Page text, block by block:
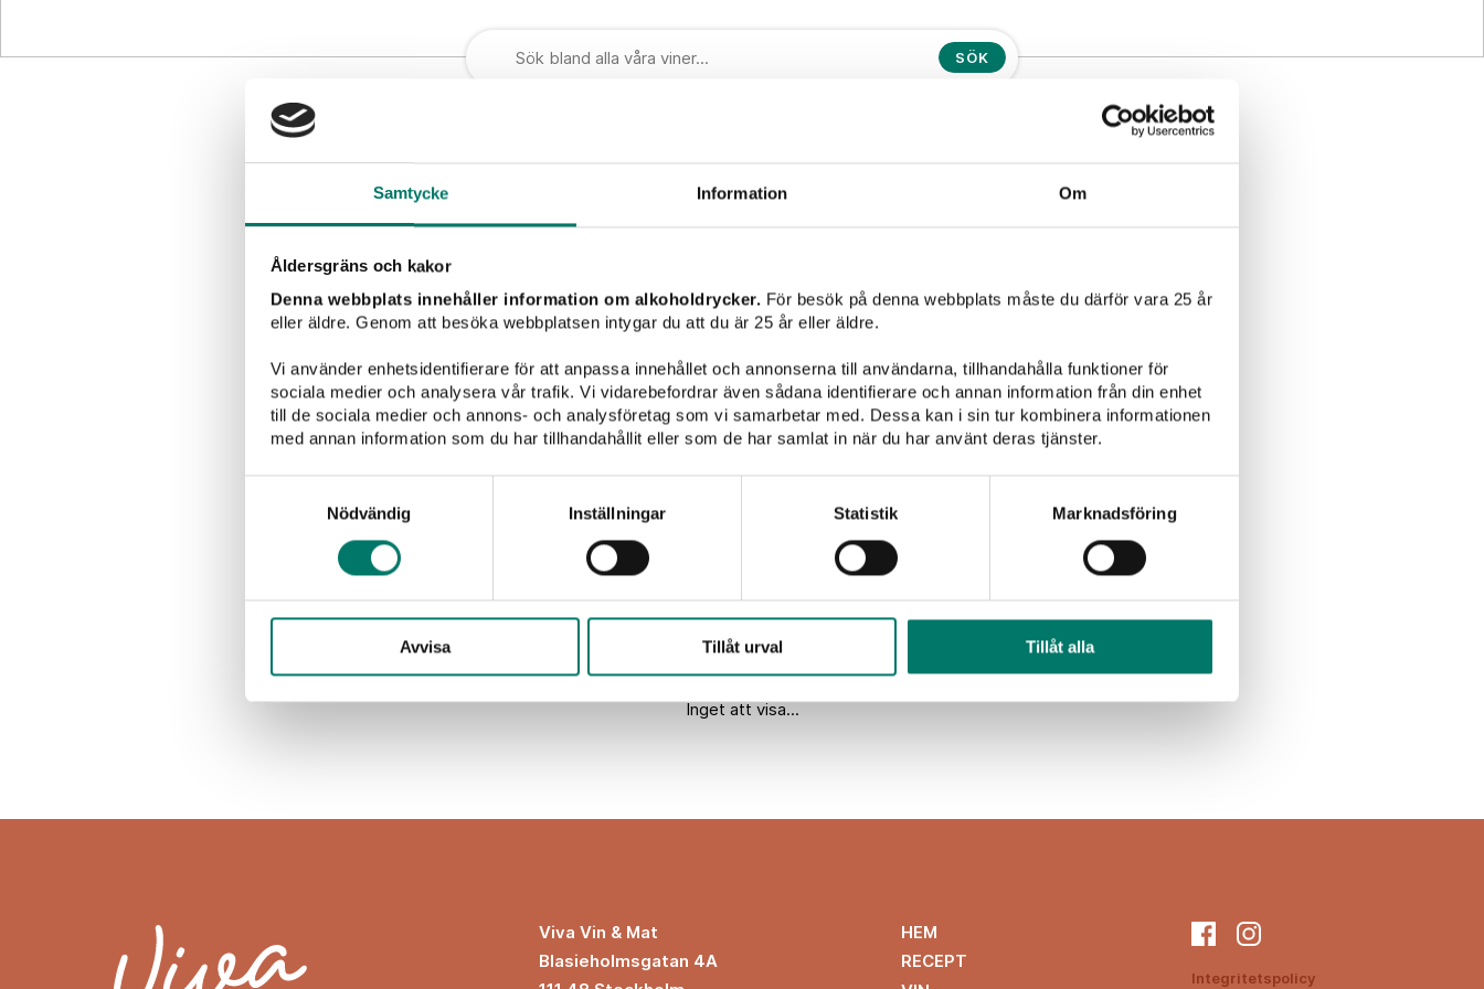
Samtycke Information Om
Åldersgräns och kakor
Denna webbplats innehåller information om alkoholdrycker. För besök på denna webbplats måste du därför vara 25 år
eller äldre. Genom att besöka webbplatsen intygar du att du är 25 år eller äldre.
Vi använder enhetsidentifierare för att anpassa innehållet och annonserna till användarna, tillhandahålla funktioner för
sociala medier och analysera vår trafik. Vi vidarebefordrar även sådana identifierare och annan information från din enhet
till de sociala medier och annons- och analysföretag som vi samarbetar med. Dessa kan i sin tur kombinera informationen
med annan information som du har tillhandahållit eller som de har samlat in när du har använt deras tjänster.
Nödvändig
Inställningar Statistik Marknadsföring
Avvisa Tillåt urval Tillåt alla
SÖK
Vinet passar till
Grillat Sallader Pasta Pizza Fisk & skaldjur Vegetariskt
Typ av vin
Kanada
Inget att visa...
Viva Vin & Mat
Blasieholmsgatan 4A
HEM
RECEPT
Integritetspolicy